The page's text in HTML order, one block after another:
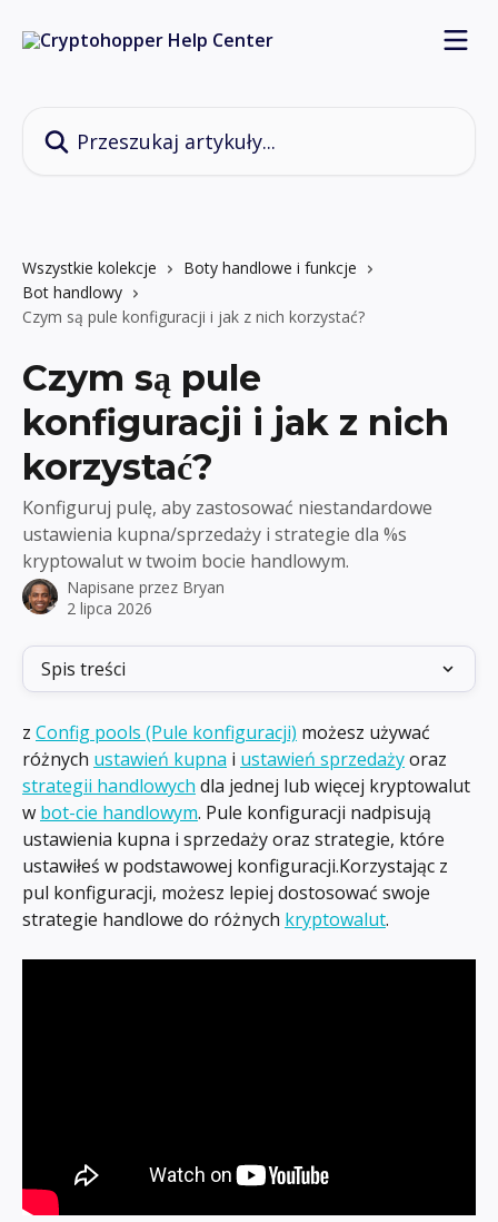
Wszystkie kolekcje
Boty handlowe i funkcje
Bot handlowy
Czym są pule konfiguracji i jak z nich korzystać?
Czym są pule
konfiguracji i jak z nich
korzystać?
Konfiguruj pulę, aby zastosować niestandardowe
ustawienia kupna/sprzedaży i strategie dla %s
kryptowalut w twoim bocie handlowym.
Napisane przez Bryan
2 lipca 2026
Spis treści
z Config pools (Pule konfiguracji) możesz używać
różnych ustawień kupna i ustawień sprzedaży oraz
strategii handlowych dla jednej lub więcej kryptowalut
w bot-cie handlowym. Pule konfiguracji nadpisują
ustawienia kupna i sprzedaży oraz strategie, które
ustawiłeś w podstawowej konfiguracji.Korzystając z
pul konfiguracji, możesz lepiej dostosować swoje
strategie handlowe do różnych kryptowalut.